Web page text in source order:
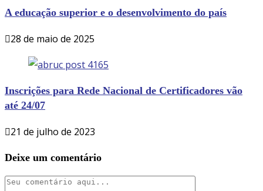
A educação superior e o desenvolvimento do país
28 de maio de 2025
Inscrições para Rede Nacional de Certificadores vão
até 24/07
21 de julho de 2023
Deixe um comentário
Comentário